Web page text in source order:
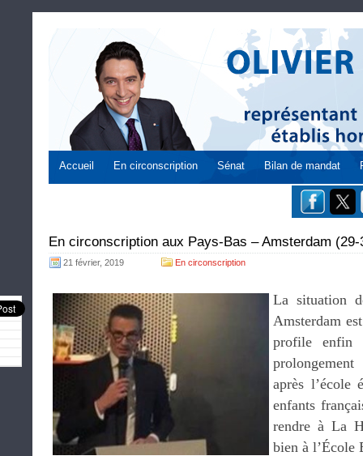
Accueil En circonscription Sénat Bilan de mandat
En circonscription aux Pays-Bas – Amsterdam
21 février, 2019 En circonscription
La situation
Amsterdam
profile enfin
après l’école
enfants
rendre à La
bien à l’École